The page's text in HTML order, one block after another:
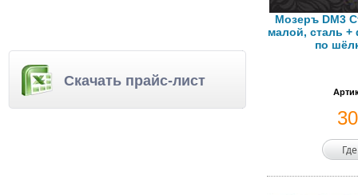
Скачать прайс-лист
Мозеръ DM3
малой, сталь
по